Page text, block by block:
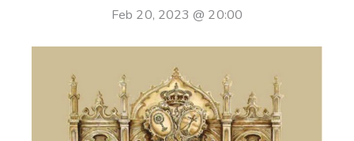
Feb 20, 2023 @ 20:00